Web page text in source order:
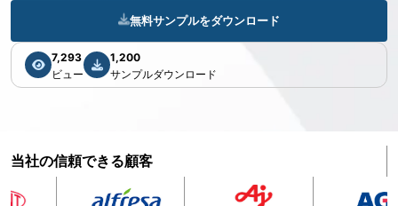
無料サンプルをダウンロード
7,293
ビュー
1,200
サンプルダウンロード
当社の信頼できる顧客